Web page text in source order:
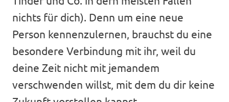
nichts für dich). Denn um eine neue
Person kennenzulernen, brauchst du eine
besondere Verbindung mit ihr, weil du
deine Zeit nicht mit jemandem
verschwenden willst, mit dem du dir keine